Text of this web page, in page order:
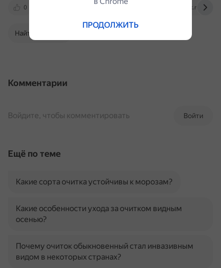
0 m.ok.ru
Найти в Поиске
Комментарии
Войти
Войдите, чтобы комментировать
Ещё по теме
Какие сорта очитка устойчивы к морозам?
Какие особенности ухода за очитком видным
осенью?
Почему очиток обыкновенный стал инвазивным
видом в некоторых странах?
ПРОДОЛЖИТЬ